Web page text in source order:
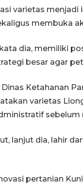
varietas
membuka
dia, memiliki
besar agar
Ketahanan
varietas
lanjut dia, lahir
pertanian